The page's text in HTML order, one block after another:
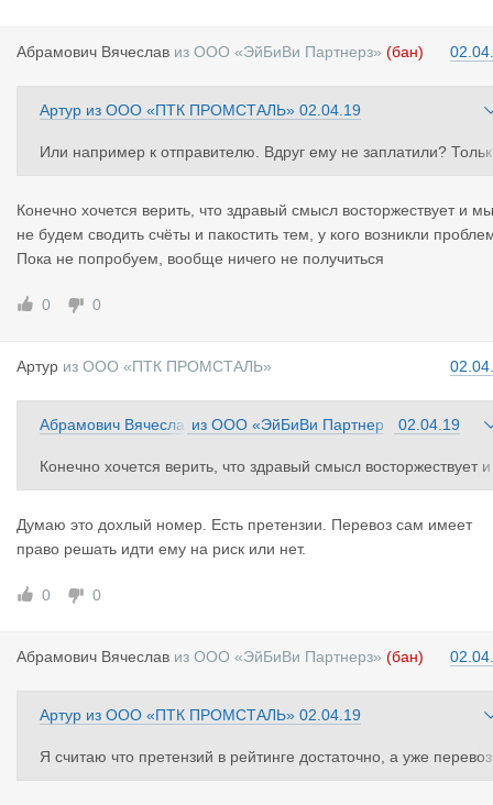
Абрамович Вячеслав из ООО «ЭйБиВи Партнерз» (бан)
Артур из ООО «ПТК ПРОМСТАЛЬ» 02.04.19
Или например к отправителю. Вдруг ему не заплатили? Тольк
стве запаса прочности. Все со временем скопили деньги и
ели на пороховой бочке. И потом нужно понять что мы имеем
ввиду под словом неплательщик. Тот кто задержал? Неделя
е? Чушь собачья, это сплошь и рядом. Есть даже «расчлените
контрагент не считается неплательщиком. Он не скрывается,
подашь. А те кто не платят, обычно скрываются и не берут тру
Можно конечно заняться самоуправством и блокировать даже
таких, но я не считаю это правильным.
Конечно хочется верить, что здравый смысл восторжествует и мы
не будем сводить счёты и пакостить тем, у кого возникли
Пока не попробуем, вообще ничего не получиться
0 0
Артур из ООО «ПТК ПРОМСТАЛЬ»
Абрамович Вячесла из ООО «ЭйБиВи Партнер
02.04.19
Конечно хочется верить, что здравый смысл восторжествует и
мы не будем сводить счёты и пакостить тем, у кого возникли п
Думаю это дохлый номер. Есть претензии. Перевоз сам имеет
право решать идти ему на риск или нет.
0 0
Абрамович Вячеслав из ООО «ЭйБиВи Партнерз» (бан)
Артур из ООО «ПТК ПРОМСТАЛЬ» 02.04.19
Я считаю что претензий в рейтинге достаточно, а уже